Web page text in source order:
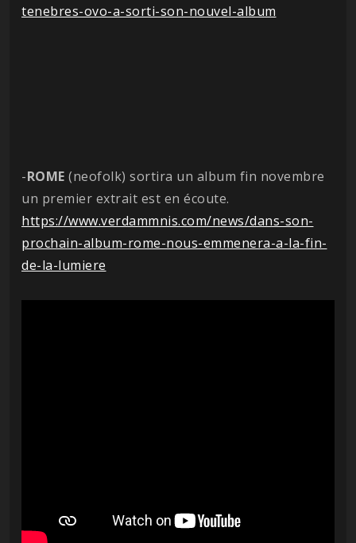
tenebres-ovo-a-sorti-son-nouvel-album
-ROME (neofolk) sortira un album fin novembre
un premier extrait est en écoute.
https://www.verdammnis.com/news/dans-son-
prochain-album-rome-nous-emmenera-a-la-fin-
de-la-lumiere